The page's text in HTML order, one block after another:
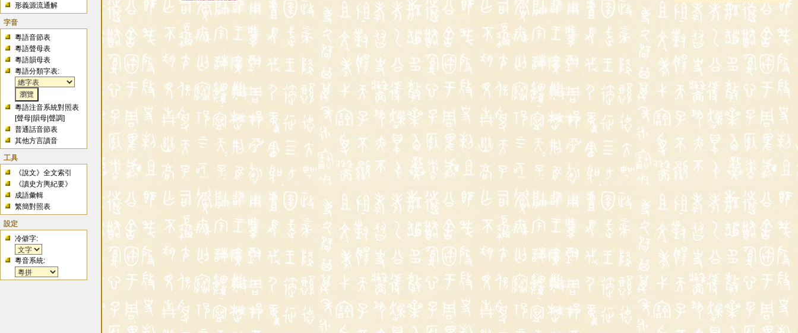
形義源流通解
字音
粵語音節表
粵語聲母表
粵語韻母表
粵語分類字表:
粵語注音系統對照表
[聲母 |韻母 |聲調]
普通話音節表
其他方言讀音
工具
《說文》全文索引
《讀史方輿紀要》
成語彙輯
繁簡對照表
設定
冷僻字:
粵音系統: